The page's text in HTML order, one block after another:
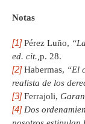
Notas
[1]Pérez Luño,
ed. cit., p. 28.
[2]Habermas, “El
realista de los
[3]Ferrajoli,
[4] Dos